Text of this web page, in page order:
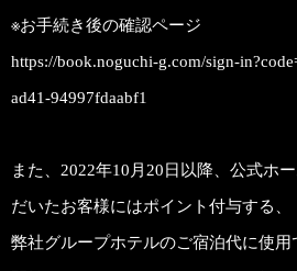
※お手続き後の確認ページ
https://book.noguchi-g.com/sign-
ad41-94997fdaabf1
また、2022年10月20日以降、公式ホ
だいたお客様にはポイント付与する、
弊社グループホテルのご宿泊代に使